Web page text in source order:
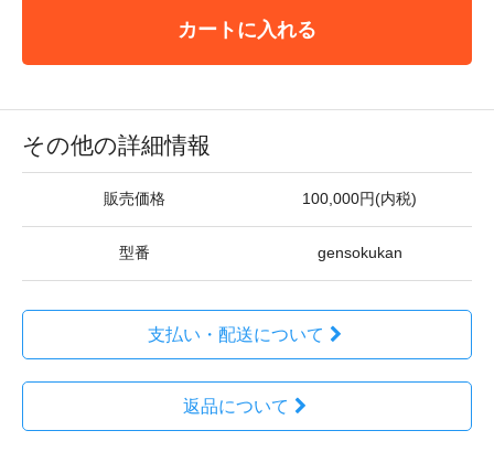
カートに入れる
その他の詳細情報
販売価格 100,000円(内税)
型番 gensokukan
支払い・配送について
返品について